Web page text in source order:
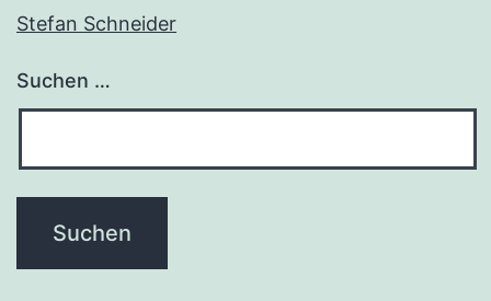
Stefan Schneider
Suchen …